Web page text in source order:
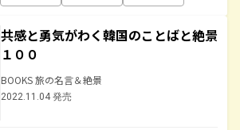
共感と勇気がわく韓国のことばと絶景
１００
BOOKS 旅の名言＆絶景
2022.11.04 発売